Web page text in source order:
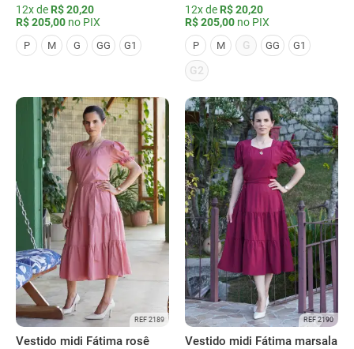
12x de R$ 20,20
R$ 205,00 no PIX
P M G GG G1
12x de R$ 20,20
R$ 205,00 no PIX
P M G GG G1
G2
REF 2189
Vestido midi Fátima rosê
REF 2190
Vestido midi Fátima marsala